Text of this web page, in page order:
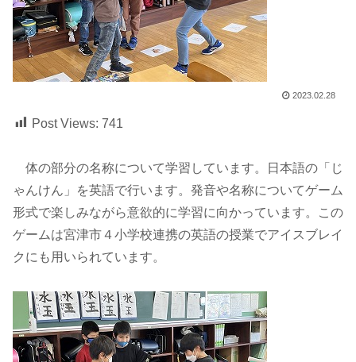
2023.02.28
Post Views: 741
体の部分の名称について学習しています。日本語の「じ
ゃんけん」を英語で行います。発音や名称についてゲーム
形式で楽しみながら意欲的に学習に向かっています。この
ゲームは宮津市４小学校連携の英語の授業でアイスブレイ
クにも用いられています。